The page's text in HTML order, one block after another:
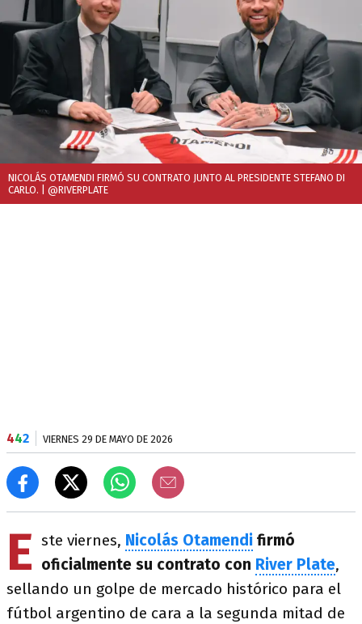
NICOLÁS OTAMENDI FIRMÓ SU CONTRATO JUNTO AL PRESIDENTE STEFANO DI
CARLO. | @RIVERPLATE
442 VIERNES 29 DE MAYO DE 2026
E ste viernes, Nicolás Otamendi firmó
oficialmente su contrato con River Plate,
sellando un golpe de mercado histórico para el
fútbol argentino de cara a la segunda mitad de